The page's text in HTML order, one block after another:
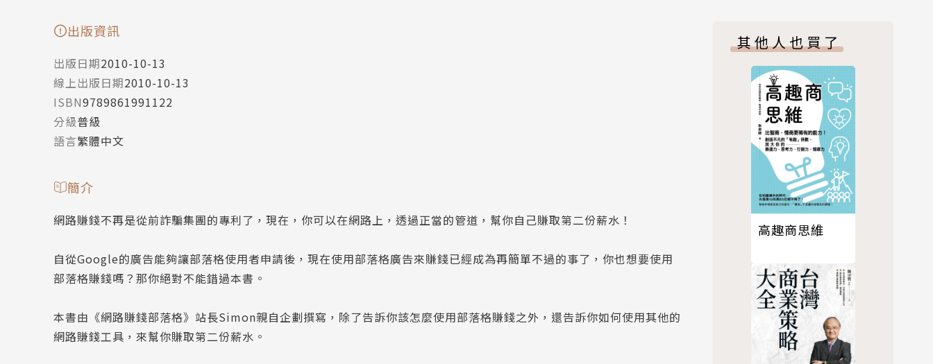
出版資訊
出版日期2010-10-13
線上出版日期2010-10-13
ISBN9789861991122
分級普級
語言繁體中文
簡介
網路賺錢不再是從前詐騙集團的專利了，現在，你可以在網路上，透過正當的管道，幫你自己賺取第二份薪水！
自從Google的廣告能夠讓部落格使用者申請後，現在使用部落格廣告來賺錢已經成為再簡單不過的事了，你也想要使用
部落格賺錢嗎？那你絕對不能錯過本書。
本書由《網路賺錢部落格》站長Simon親自企劃撰寫，除了告訴你該怎麼使用部落格賺錢之外，還告訴你如何使用其他的
網路賺錢工具，來幫你賺取第二份薪水。
其他人也買了
高趣商思維